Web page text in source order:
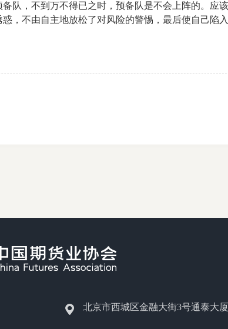
备队，不到万不得已之时，预备队是不会上阵的。应
，不由自主地放松了对风险的警惕，最后使自己陷入
北京市西城区金融大街3号通泰大